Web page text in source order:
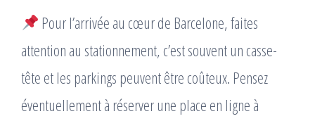
Pour l’arrivée au cœur de Barcelone, faites
attention au stationnement, c’est souvent un casse-
tête et les parkings peuvent être coûteux. Pensez
éventuellement à réserver une place en ligne à